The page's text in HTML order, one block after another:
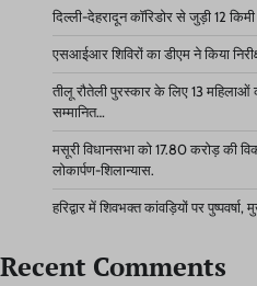
दिल्ली-देहरादून कॉरिडोर से जुड़ी 12
एसआईआर शिविरों का डीएम ने किया
तीलू रौतेली पुरस्कार के लिए 13 महिलाओं
सम्मानित…
मसूरी विधानसभा को 17.80 करोड़ की
लोकार्पण-शिलान्यास.
हरिद्वार में शिवभक्त कांवड़ियों पर
Recent Comments